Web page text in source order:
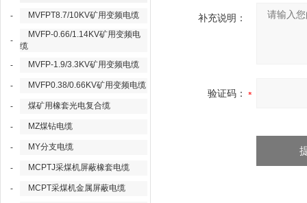
- MVFPT8.7/10KV矿用变频电缆
-
MVFP-0.66/1.14KV矿用变频电
缆
-
MVFP-1.9/3.3KV矿用变频电缆
- MVFP0.38/0.66KV矿用变频电缆
- 煤矿用橡套光电复合缆
- MZ煤钻电缆
- MY分支电缆
- MCPTJ采煤机屏蔽橡套电缆
- MCPT采煤机金属屏蔽电缆
补充说明：
验证码：